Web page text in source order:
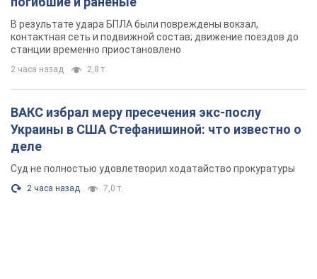
В результате удара БПЛА были повреждены вокзал,
контактная сеть и подвижной состав; движение поездов до
станции временно приостановлено
2 часа назад 2,8 т.
ВАКС избрал меру пресечения экс-послу
Украины в США Стефанишиной: что известно о
деле
Суд не полностью удовлетворил ходатайство прокуратуры
2 часа назад 7,0 т.